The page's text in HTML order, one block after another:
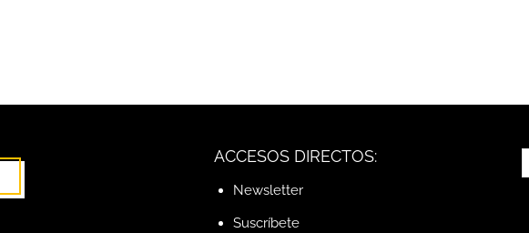
ACCESOS DIRECTOS:
Newsletter
Suscríbete